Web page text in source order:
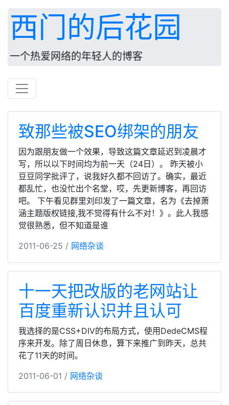
西门的后花园
一个热爱网络的年轻人的博客
致那些被SEO绑架的朋友
因为跟朋友做一个效果，导致这篇文章延迟到凌晨才
写，所以以下时间均为前一天（24日）。 昨天被小
豆豆同学批评了，说我好久都不回访了。确实，最近
都乱忙，也没忙出个名堂，哎，先更新博客，再回访
吧。 下午看见群里刘印发了一篇文章，名为《去掉萧
涵主题版权链接,我不觉得有什么不对！》。此人我感
觉很熟悉，但不知道是谁
2011-06-25 / 网络杂谈
十一天把改版的老网站让
百度重新认识并且认可
我选择的是CSS+DIV的布局方式，使用DedeCMS程
序来开发。除了周日休息，算下来推广到昨天，总共
花了11天的时间。
2011-06-01 / 网络杂谈